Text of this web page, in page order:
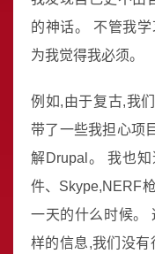
的神话。 不管我
为我觉得我必须。
例如,由于复古,我
带了一些我担心项
解Drupal。 我也
件、Skype,NERF
一天的什么时候。
样的信息,我们没有